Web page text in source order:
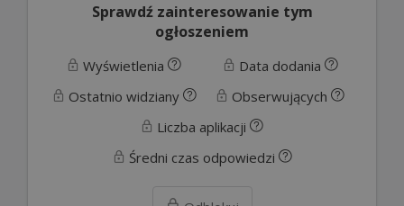
Sprawdź zainteresowanie tym
ogłoszeniem
Wyświetlenia
Data dodania
Ostatnio widziany
Obserwujących
Liczba aplikacji
Średni czas odpowiedzi